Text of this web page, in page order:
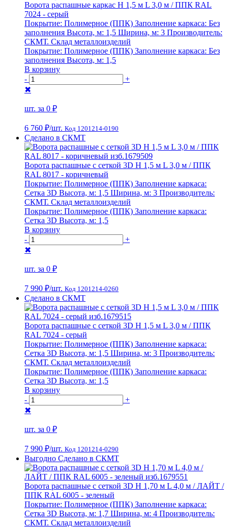
Ворота распашные каркас Н 1,5 м L 3,0 м / ППК RAL
7024 - серый
Покрытие: Полимерное (ППК) Заполнение каркаса: Без
заполнения Высота, м: 1,5 Ширина, м: 3 Производитель:
СКМТ. Склад металлоизделий
Покрытие: Полимерное (ППК) Заполнение каркаса: Без
заполнения Высота, м: 1,5
В корзину
-
+
✖
шт. за 0 ₽
6 760 ₽/шт. Код 1201214-0190
Сделано в СКМТ
Ворота распашные с сеткой 3D Н 1,5 м L 3,0 м / ППК
RAL 8017 - коричневый
Покрытие: Полимерное (ППК) Заполнение каркаса:
Сетка 3D Высота, м: 1,5 Ширина, м: 3 Производитель:
СКМТ. Склад металлоизделий
Покрытие: Полимерное (ППК) Заполнение каркаса:
Сетка 3D Высота, м: 1,5
В корзину
-
+
✖
шт. за 0 ₽
7 990 ₽/шт. Код 1201214-0260
Сделано в СКМТ
Ворота распашные с сеткой 3D Н 1,5 м L 3,0 м / ППК
RAL 7024 - серый
Покрытие: Полимерное (ППК) Заполнение каркаса:
Сетка 3D Высота, м: 1,5 Ширина, м: 3 Производитель:
СКМТ. Склад металлоизделий
Покрытие: Полимерное (ППК) Заполнение каркаса:
Сетка 3D Высота, м: 1,5
В корзину
-
+
✖
шт. за 0 ₽
7 990 ₽/шт. Код 1201214-0290
Выгодно Сделано в СКМТ
Ворота распашные с сеткой 3D Н 1,70 м L 4,0 м / ЛАЙТ /
ППК RAL 6005 - зеленый
Покрытие: Полимерное (ППК) Заполнение каркаса:
Сетка 3D Высота, м: 1,7 Ширина, м: 4 Производитель:
СКМТ. Склад металлоизделий